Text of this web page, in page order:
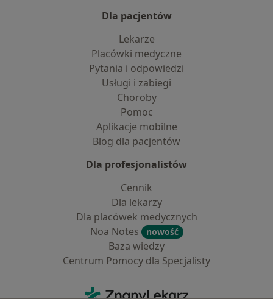
Dla pacjentów
Lekarze
Placówki medyczne
Pytania i odpowiedzi
Usługi i zabiegi
Choroby
Pomoc
Aplikacje mobilne
Blog dla pacjentów
Dla profesjonalistów
Cennik
Dla lekarzy
Dla placówek medycznych
Noa Notes
nowość
Baza wiedzy
Centrum Pomocy dla Specjalisty
ZnanyLekarz - Strona główna